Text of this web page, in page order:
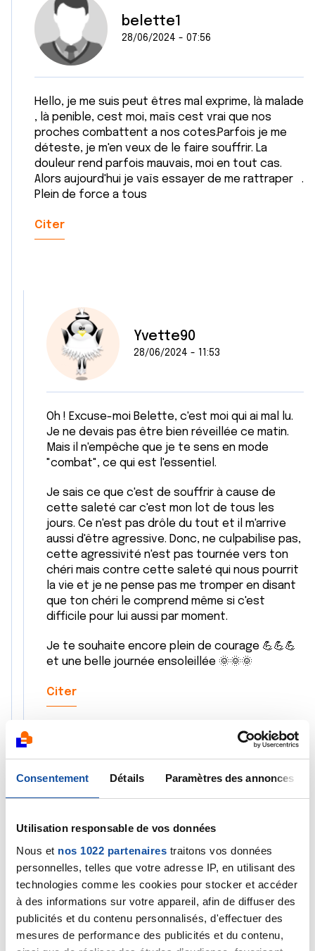
Consentement Détails Paramètres des annonces
Utilisation responsable de vos données
Nous et nos 1022 partenaires traitons vos données
personnelles, telles que votre adresse IP, en utilisant des
technologies comme les cookies pour stocker et accéder
à des informations sur votre appareil, afin de diffuser des
publicités et du contenu personnalisés, d'effectuer des
mesures de performance des publicités et du contenu,
belette1
28/06/2024 - 07:56
Hello, je me suis peut êtres mal exprime, là malade
, là penible, cest moi, maïs cest vrai que nos
proches combattent a nos cotes.Parfois je me
déteste, je m'en veux de le faire souffrir. La
douleur rend parfois mauvais, moi en tout cas.
Alors aujourd'hui je vaïs essayer de me rattraper .
Plein de force a tous
Citer
Yvette90
28/06/2024 - 11:53
Oh ! Excuse-moi Belette, c'est moi qui ai mal lu.
Je ne devais pas être bien réveillée ce matin.
Mais il n'empêche que je te sens en mode
"combat", ce qui est l'essentiel.
Je sais ce que c'est de souffrir à cause de
cette saleté car c'est mon lot de tous les
jours. Ce n'est pas drôle du tout et il m'arrive
aussi d'être agressive. Donc, ne culpabilise pas,
cette agressivité n'est pas tournée vers ton
chéri mais contre cette saleté qui nous pourrit
la vie et je ne pense pas me tromper en disant
que ton chéri le comprend même si c'est
difficile pour lui aussi par moment.
Je te souhaite encore plein de courage 💪💪💪
et une belle journée ensoleillée 🌞🌞🌞
Citer
rob
Bonjour Laure , bonjour a tous ,
Pour info tu peux remplir la partie " profil " avec une
petite présentation si tu le souhaite .